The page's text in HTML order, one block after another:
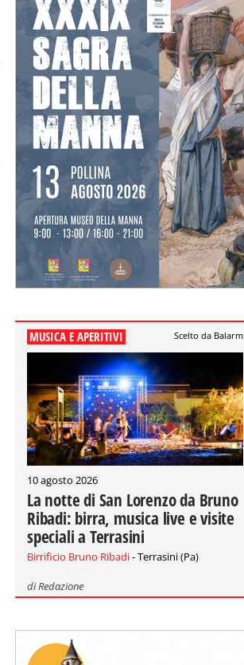
MUSICA E APERITIVI Scelto da Balarm
10 agosto 2026
La notte di San Lorenzo da Bruno
Ribadi: birra, musica live e visite
speciali a Terrasini
Birrificio Bruno Ribadi- Terrasini (Pa)
diRedazione